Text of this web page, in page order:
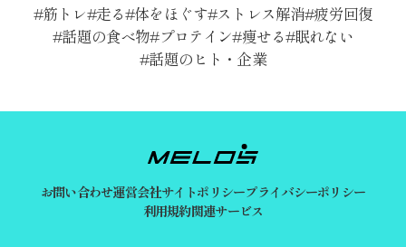
筋トレ 走る 体をほぐす ストレス解消 疲労回復
話題の食べ物 プロテイン 痩せる 眠れない
話題のヒト・企業
お問い合わせ運営会社サイトポリシープライバシーポリシー
利用規約関連サービス